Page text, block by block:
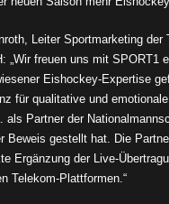
Leiter Sportmarketing der
„Wir freuen uns mit SPORT1
Eishockey-Expertise
für qualitative und
als Partner der
Beweis gestellt hat. Die
Ergänzung der Live-
Telekom-Plattformen.“